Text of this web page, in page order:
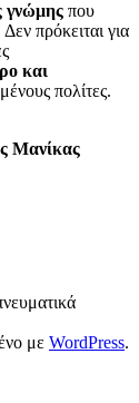
γνώμης που
Δεν πρόκειται για
και
πολίτες.
Μανίκας
με WordPress.